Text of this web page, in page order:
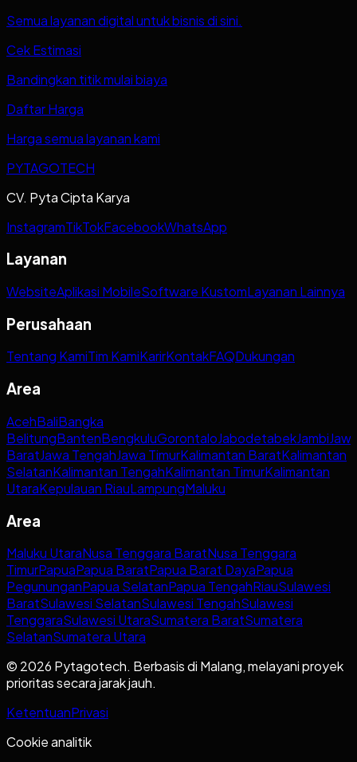
Semua layanan digital untuk bisnis di sini.
Cek Estimasi
Bandingkan titik mulai biaya
Daftar Harga
Harga semua layanan kami
PYTAGOTECH
CV. Pyta Cipta Karya
InstagramTikTokFacebookWhatsApp
Layanan
WebsiteAplikasi MobileSoftware KustomLayanan Lainnya
Perusahaan
Tentang KamiTim KamiKarirKontakFAQDukungan
Area
AcehBaliBangka
BelitungBantenBengkuluGorontaloJabodetabekJambi
BaratJawa TengahJawa TimurKalimantan BaratKalimantan
SelatanKalimantan TengahKalimantan TimurKalimantan
UtaraKepulauan RiauLampungMaluku
Area
Maluku UtaraNusa Tenggara BaratNusa Tenggara
TimurPapuaPapua BaratPapua Barat DayaPapua
PegununganPapua SelatanPapua TengahRiauSulawesi
BaratSulawesi SelatanSulawesi TengahSulawesi
TenggaraSulawesi UtaraSumatera BaratSumatera
SelatanSumatera Utara
© 2026 Pytagotech. Berbasis di Malang, melayani proyek
prioritas secara jarak jauh.
KetentuanPrivasi
Cookie analitik